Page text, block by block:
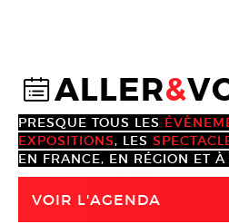
@ALLER&
PRESQUE TOUS LES
EXPOSITIONS, LES
EN FRANCE, EN RÉGION ET À
VOIR L'AGENDA